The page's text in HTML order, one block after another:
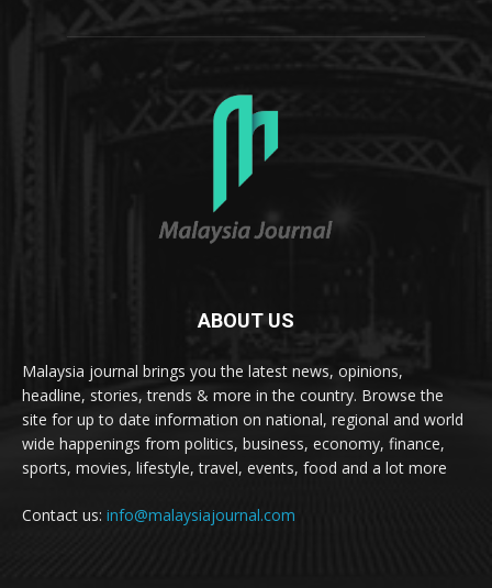
ABOUT US
Malaysia journal brings you the latest news, opinions,
headline, stories, trends & more in the country. Browse the
site for up to date information on national, regional and world
wide happenings from politics, business, economy, finance,
sports, movies, lifestyle, travel, events, food and a lot more
Contact us: info@malaysiajournal.com